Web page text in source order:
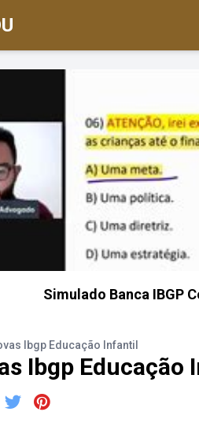
Simulado Banca IBGP
Ibgp Educação Infantil
Ibgp Educação